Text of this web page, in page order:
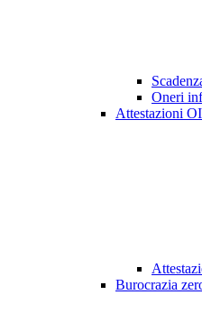
Oneri
Attestazioni
Burocrazia